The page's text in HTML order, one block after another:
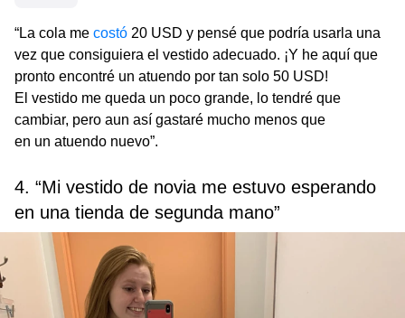
“La cola me costó 20 USD y pensé que podría usarla una
vez que consiguiera el vestido adecuado. ¡Y he aquí que
pronto encontré un atuendo por tan solo 50 USD!
El vestido me queda un poco grande, lo tendré que
cambiar, pero aun así gastaré mucho menos que
en un atuendo nuevo”.
4. “Mi vestido de novia me estuvo esperando
en una tienda de segunda mano”